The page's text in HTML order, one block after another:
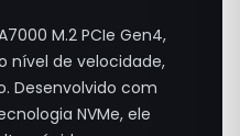
M.2 PCIe Gen4,
nível de velocidade,
Desenvolvido com
NVMe, ele